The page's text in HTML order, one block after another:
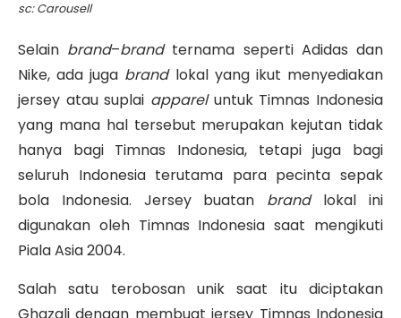
sc: Carousell
Selain brand–brandternama seperti Adidas dan
Nike, ada juga brand lokal yang ikut menyediakan
jersey atau suplai appareluntuk Timnas Indonesia
yang mana hal tersebut merupakan kejutan tidak
hanya bagi Timnas Indonesia, tetapi juga bagi
seluruh Indonesia terutama para pecinta sepak
bola Indonesia. Jersey buatan brand lokal ini
digunakan oleh Timnas Indonesia saat mengikuti
Piala Asia 2004.
Salah satu terobosan unik saat itu diciptakan